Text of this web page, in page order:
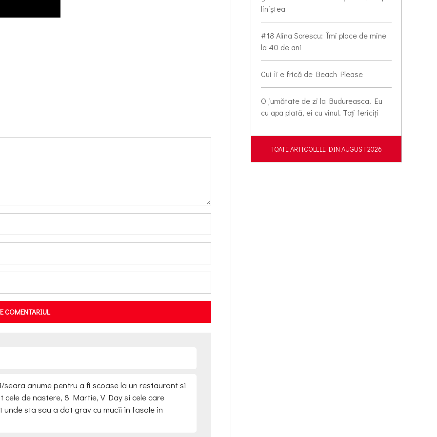
COMENTARIUL
anume pentru a fi scoase la un restaurant si
de nastere, 8 Martie, V Day si cele care
sta sau a dat grav cu mucii in fasole in
liniștea
#18 Alina Sorescu: Îmi place de mine
la 40 de ani
Cui îi e frică de Beach Please
O jumătate de zi la Budureasca. Eu
cu apa plată, ei cu vinul. Toți fericiți
TOATE ARTICOLELE DIN AUGUST 2026